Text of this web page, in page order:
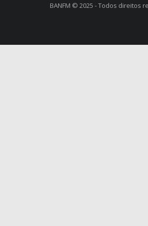
BANFM © 2025 - Todos direitos